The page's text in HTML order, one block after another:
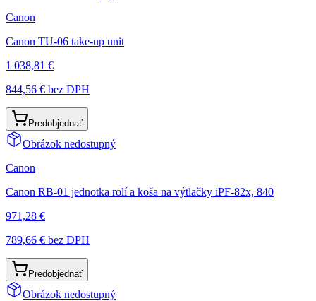
Canon
Canon TU-06 take-up unit
1 038,81 €
844,56 € bez DPH
Predobjednať
Obrázok nedostupný
Canon
Canon RB-01 jednotka rolí a koša na výtlačky iPF-82x, 840
971,28 €
789,66 € bez DPH
Predobjednať
Obrázok nedostupný